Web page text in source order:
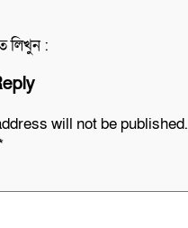
লিখুন :
will not be published.